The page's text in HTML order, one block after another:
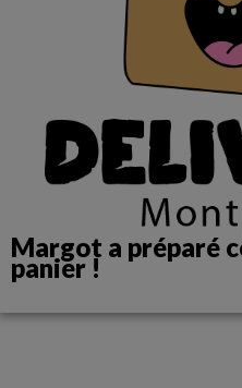
Margot a préparé
panier !